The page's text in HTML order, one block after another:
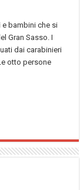
e bambini che si
Gran Sasso. I
dai carabinieri
otto persone